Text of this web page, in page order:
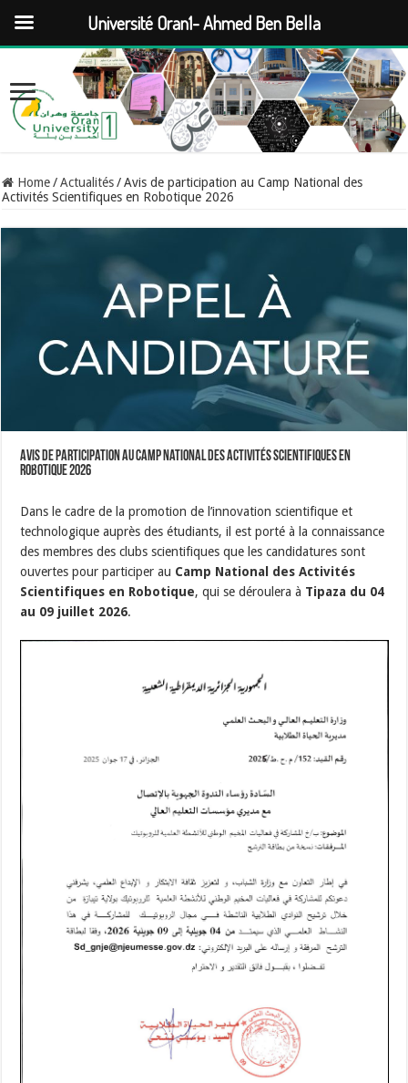
Home / Actualités / Avis de participation au Camp National des
Activités Scientifiques en Robotique 2026
Avis de participation au Camp National des Activités Scientifiques en
Robotique 2026
Dans le cadre de la promotion de l’innovation scientifique et
technologique auprès des étudiants, il est porté à la connaissance
des membres des clubs scientifiques que les candidatures sont
ouvertes pour participer au Camp National des Activités
Scientifiques en Robotique, qui se déroulera à Tipaza du 04
au 09 juillet 2026.
Université Oran1- Ahmed Ben Bella